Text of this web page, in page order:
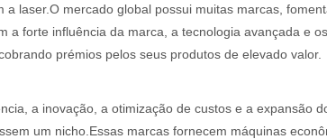
um processo de fabricação que utiliza um feixe
a laser.O mercado global possui muitas marcas,
a forte influência da marca, a tecnologia avançada e
prémios pelos seus produtos de elevado valor.
a inovação, a otimização de custos e a expansão
um nicho.Essas marcas fornecem máquinas